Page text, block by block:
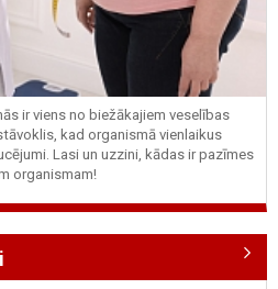
ir viens no biežākajiem veselības
kad organismā vienlaikus
Lasi un uzzini, kādas ir pazīmes
organismam!